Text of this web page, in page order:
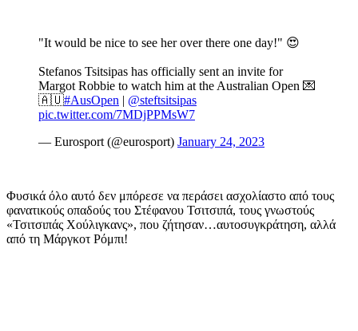
"It would be nice to see her over there one day!" 😍
Stefanos Tsitsipas has officially sent an invite for
Margot Robbie to watch him at the Australian Open 💌
🇦🇺#AusOpen | @steftsitsipas
pic.twitter.com/7MDjPPMsW7
— Eurosport (@eurosport) January 24, 2023
Φυσικά όλο αυτό δεν μπόρεσε να περάσει ασχολίαστο από τους
φανατικούς οπαδούς του Στέφανου Τσιτσιπά, τους γνωστούς
«Τσιτσιπάς Χούλιγκανς», που ζήτησαν…αυτοσυγκράτηση, αλλά
από τη Μάργκοτ Ρόμπι!